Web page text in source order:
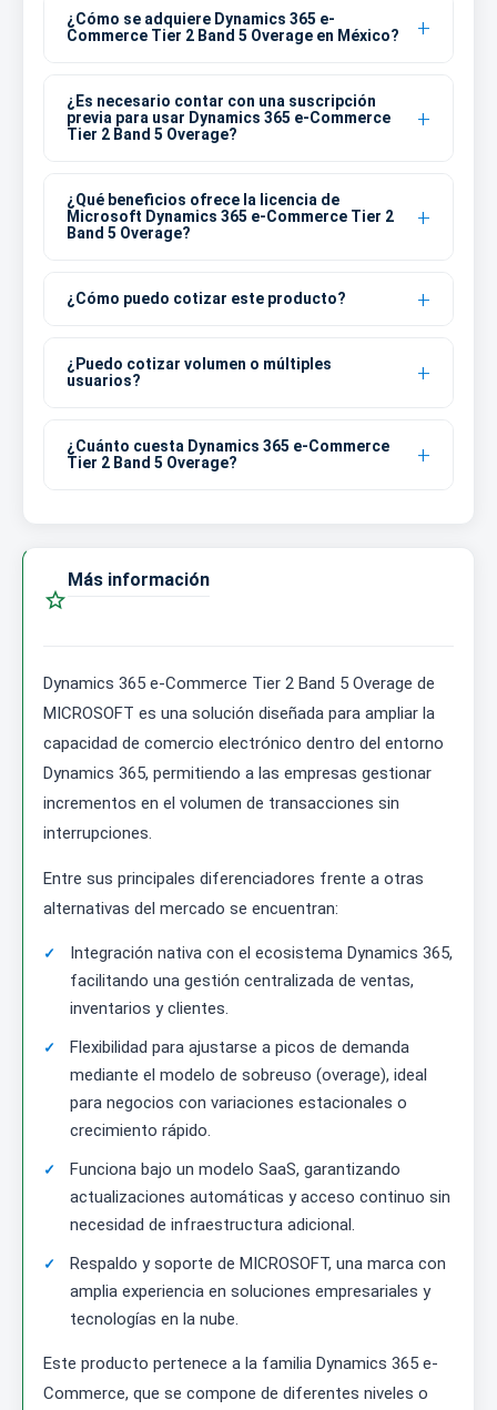
¿Cómo se adquiere Dynamics 365 e-
Commerce Tier 2 Band 5 Overage en México?
¿Es necesario contar con una suscripción
previa para usar Dynamics 365 e-Commerce
Tier 2 Band 5 Overage?
¿Qué beneficios ofrece la licencia de
Microsoft Dynamics 365 e-Commerce Tier 2
Band 5 Overage?
¿Cómo puedo cotizar este producto?
¿Puedo cotizar volumen o múltiples
usuarios?
¿Cuánto cuesta Dynamics 365 e-Commerce
Tier 2 Band 5 Overage?

Más información
Dynamics 365 e-Commerce Tier 2 Band 5 Overage de
MICROSOFT es una solución diseñada para ampliar la
capacidad de comercio electrónico dentro del entorno
Dynamics 365, permitiendo a las empresas gestionar
incrementos en el volumen de transacciones sin
interrupciones.
Entre sus principales diferenciadores frente a otras
alternativas del mercado se encuentran:
Integración nativa con el ecosistema Dynamics 365,
facilitando una gestión centralizada de ventas,
inventarios y clientes.
Flexibilidad para ajustarse a picos de demanda
mediante el modelo de sobreuso (overage), ideal
para negocios con variaciones estacionales o
crecimiento rápido.
Funciona bajo un modelo SaaS, garantizando
actualizaciones automáticas y acceso continuo sin
necesidad de infraestructura adicional.
Respaldo y soporte de MICROSOFT, una marca con
amplia experiencia en soluciones empresariales y
tecnologías en la nube.
Este producto pertenece a la familia Dynamics 365 e-
Commerce, que se compone de diferentes niveles o